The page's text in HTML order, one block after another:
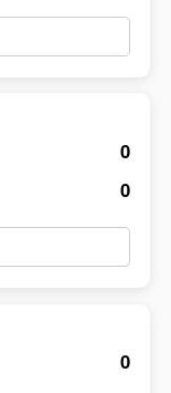
0
0
0